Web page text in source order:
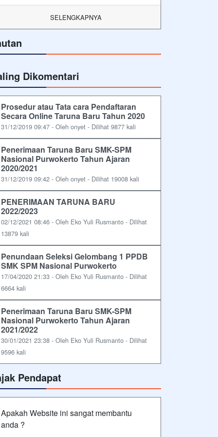
SELENGKAPNYA
Dikomentari
Prosedur atau Tata cara Pendaftaran
Secara Online Taruna Baru Tahun 2020
31/12/2019 09:47 - Oleh onyet - Dilihat 9877 kali
Penerimaan Taruna Baru SMK-SPM
Nasional Purwokerto Tahun Ajaran
2020/2021
31/12/2019 09:42 - Oleh onyet - Dilihat 19008 kali
PENERIMAAN TARUNA BARU
2022/2023
02/12/2021 08:46 - Oleh Eko Yuli Rusmanto - Dilihat
13879 kali
Penundaan Seleksi Gelombang 1 PPDB
SMK SPM Nasional Purwokerto
17/04/2020 21:33 - Oleh Eko Yuli Rusmanto - Dilihat
6664 kali
Penerimaan Taruna Baru SMK-SPM
Nasional Purwokerto Tahun Ajaran
2021/2022
30/01/2021 23:38 - Oleh Eko Yuli Rusmanto - Dilihat
9596 kali
Pendapat
Apakah Website ini sangat membantu
anda ?